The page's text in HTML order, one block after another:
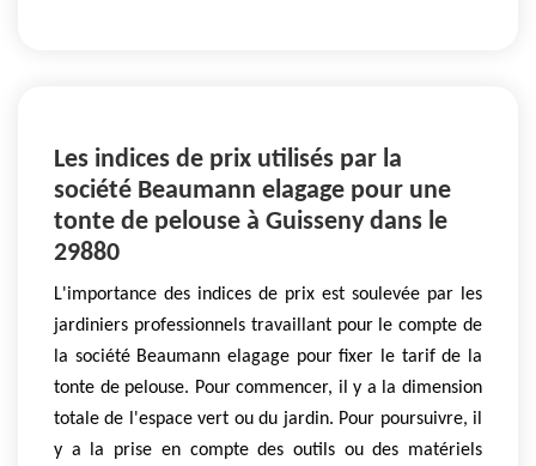
Les indices de prix utilisés par la
société Beaumann elagage pour une
tonte de pelouse à Guisseny dans le
29880
L'importance des indices de prix est soulevée par les
jardiniers professionnels travaillant pour le compte de
la société Beaumann elagage pour fixer le tarif de la
tonte de pelouse. Pour commencer, il y a la dimension
totale de l'espace vert ou du jardin. Pour poursuivre, il
y a la prise en compte des outils ou des matériels